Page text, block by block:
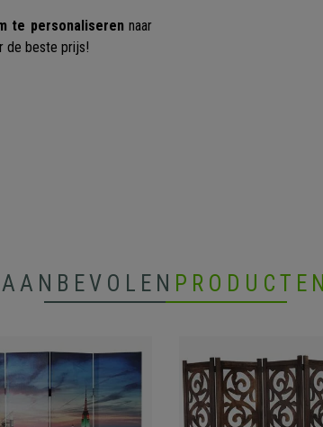
te personaliserennaar
de beste prijs!
AANBEVOLEN PRODUCTEN